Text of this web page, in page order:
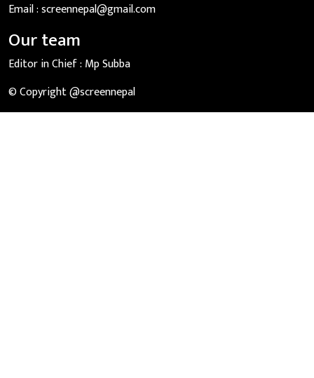
Email :screennepal@gmail.com
Our team
Editor in Chief : Mp Subba
© Copyright @screennepal